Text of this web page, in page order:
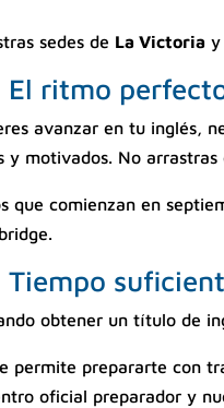
sedes de La Victoria
El ritmo
avanzar en tu inglés,
y motivados. No
que comienzan en
obtener un título de
permite prepararte con
oficial preparador y